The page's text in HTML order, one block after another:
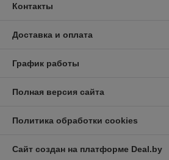
Контакты
Доставка и оплата
График работы
Полная версия сайта
Политика обработки cookies
Сайт создан на платформе Deal.by